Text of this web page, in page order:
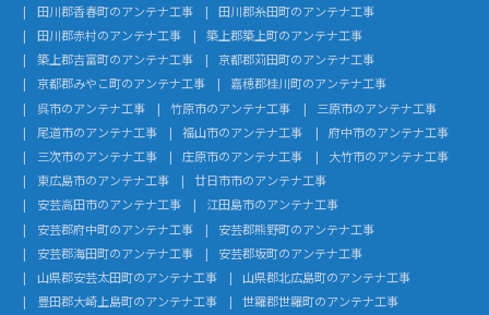
田川郡香春町のアンテナ工事
田川郡糸田町のアンテナ工事
田川郡赤村のアンテナ工事
築上郡築上町のアンテナ工事
築上郡吉富町のアンテナ工事
京都郡苅田町のアンテナ工事
京都郡みやこ町のアンテナ工事
嘉穂郡桂川町のアンテナ工事
呉市のアンテナ工事
竹原市のアンテナ工事
三原市のアンテナ工事
尾道市のアンテナ工事
福山市のアンテナ工事
府中市のアンテナ工事
三次市のアンテナ工事
庄原市のアンテナ工事
大竹市のアンテナ工事
東広島市のアンテナ工事
廿日市市のアンテナ工事
安芸高田市のアンテナ工事
江田島市のアンテナ工事
安芸郡府中町のアンテナ工事
安芸郡熊野町のアンテナ工事
安芸郡海田町のアンテナ工事
安芸郡坂町のアンテナ工事
山県郡安芸太田町のアンテナ工事
山県郡北広島町のアンテナ工事
豊田郡大崎上島町のアンテナ工事
世羅郡世羅町のアンテナ工事